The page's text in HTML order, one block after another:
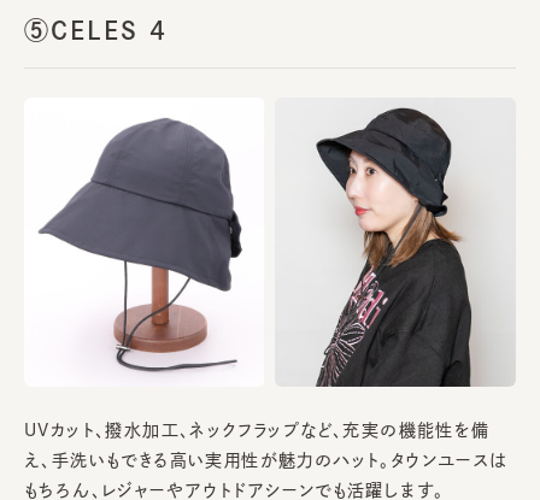
⑤CELES 4
UVカット、撥水加工、ネックフラップなど、充実の機能性を備
え、手洗いもできる高い実用性が魅力のハット。タウンユースは
もちろん、レジャーやアウトドアシーンでも活躍します。